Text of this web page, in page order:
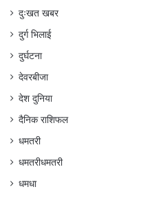
दुःखत खबर
दुर्ग भिलाई
दुर्घटना
देवरबीजा
देश दुनिया
दैनिक राशिफल
धमतरी
धमतरीधमतरी
धमधा